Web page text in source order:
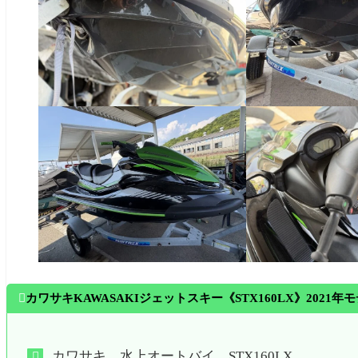
カワサキKAWASAKIジェットスキー《STX160LX》2021年